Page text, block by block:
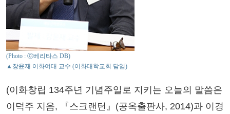
(Photo : ⓒ베리타스 DB)
▲장윤재 이화여대 교수 (이화대학교회 담임)
(이화창립 134주년 기념주일로 지키는 오늘의 말씀은
이덕주 지음, 『스크랜턴』(공옥출판사, 2014)과 이경